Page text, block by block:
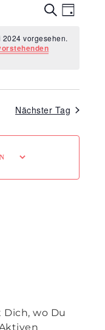
und
C
T
vorgesehen.
Nächster Tag
wo Du